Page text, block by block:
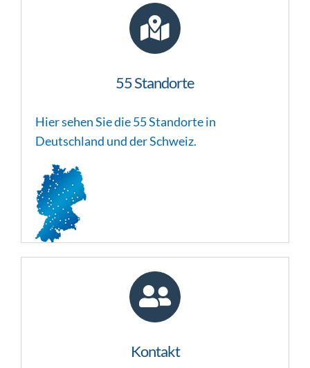
55 Standorte
Hier sehen Sie die 55 Standorte in
Deutschland und der Schweiz.
Kontakt